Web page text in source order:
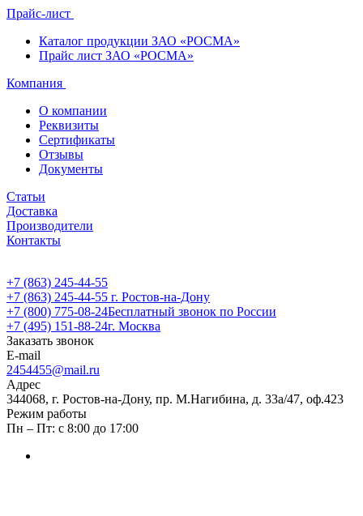
Прайс-лист
Каталог продукции ЗАО «РОСМА»
Прайс лист ЗАО «РОСМА»
Компания
О компании
Реквизиты
Сертификаты
Отзывы
Документы
Статьи
Доставка
Производители
Контакты
+7 (863) 245-44-55
+7 (863) 245-44-55 г. Ростов-на-Дону
+7 (800) 775-08-24Бесплатный звонок по России
+7 (495) 151-88-24г. Москва
Заказать звонок
E-mail
2454455@mail.ru
Адрес
344068, г. Ростов-на-Дону, пр. М.Нагибина, д. 33а/47, оф.423
Режим работы
Пн – Пт: с 8:00 до 17:00